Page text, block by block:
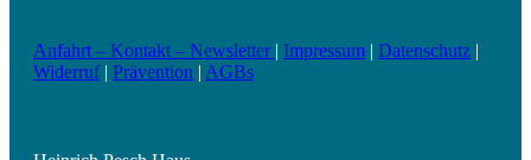
Anfahrt – Kontakt – Newsletter | Impressum | Datenschutz |
Widerruf| Prävention | AGBs